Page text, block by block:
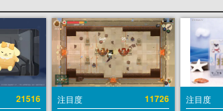
21516 注目度 11726 注目度